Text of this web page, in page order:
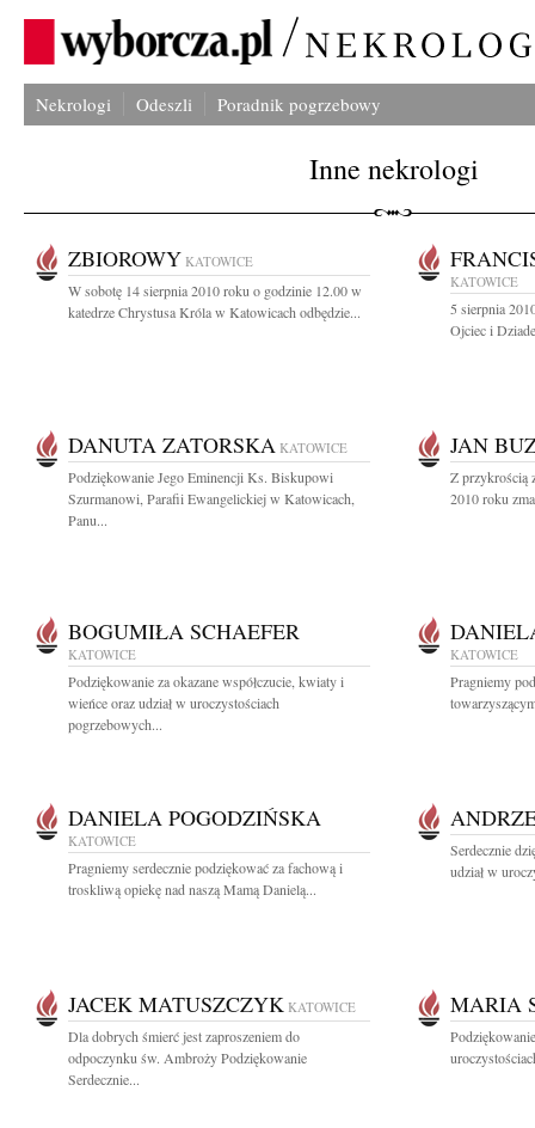
Nekrologi Odeszli Poradnik pogrzebowy
Inne nekrologi
ZBIOROWY KATOWICE
W sobotę 14 sierpnia 2010 roku o godzinie 12.00 w
katedrze Chrystusa Króla w Katowicach odbędzie...
KATOWICE
5 sierpnia
Ojciec i
DANUTA ZATORSKA KATOWICE
Podziękowanie Jego Eminencji Ks. Biskupowi
Szurmanowi, Parafii Ewangelickiej w Katowicach,
Panu...
JAN
Z przykrością
2010 roku
BOGUMIŁA SCHAEFER
KATOWICE
Podziękowanie za okazane współczucie, kwiaty i
wieńce oraz udział w uroczystościach
pogrzebowych...
KATOWICE
Pragniemy
DANIELA POGODZIŃSKA
KATOWICE
Pragniemy serdecznie podziękować za fachową i
troskliwą opiekę nad naszą Mamą Danielą...
Serdecznie
udział w
JACEK MATUSZCZYK KATOWICE
Dla dobrych śmierć jest zaproszeniem do
odpoczynku św. Ambroży Podziękowanie
Serdecznie...
MARIA